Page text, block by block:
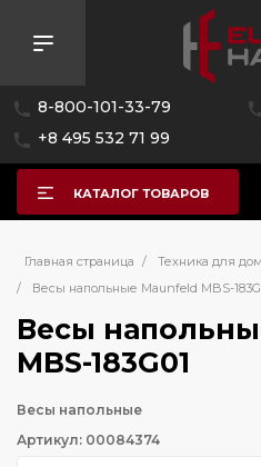
8-800-101-33-79
+8 495 532 71 99
КАТАЛОГ ТОВАРОВ
Главная страница / Техника для
/
Весы напольные Maunfeld MBS-
Весы
MBS-183G01
Весы напольные
Артикул: 00084374